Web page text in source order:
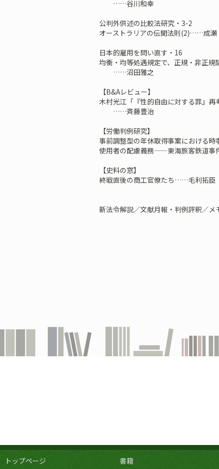
……谷川和幸
公判外供述の比較法研究・3-2
オーストラリアの伝聞法則(2)……
日本的雇用を問い直す・16
均衡・均等処遇規定で、正規・非正
……沼田雅之
【B&Aレビュー】
木村光江「『性的自由に対する罪』
……斉藤豊治
【労働判例研究】
事前調整型の年休取得事案における時
使用者の配慮義務——東海旅客鉄道
【史料の窓】
終戦直後の商工官僚たち……毛利拓臣
新法令解説／文献月報・判例評釈／メ
トップページ
書籍